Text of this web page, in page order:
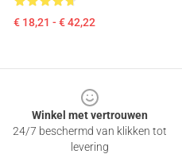
€ 18,21 - € 42,22
Winkel met vertrouwen
24/7 beschermd van klikken tot
levering